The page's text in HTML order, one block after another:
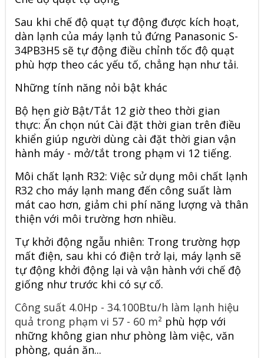
Sau khi chế độ quạt tự động được kích hoạt,
dàn lạnh của máy lạnh tủ đứng Panasonic S-
34PB3H5 sẽ tự động điều chỉnh tốc độ quạt
phù hợp theo các yếu tố, chẳng hạn như tải.
Những tính năng nỏi bật khác
Bộ hẹn giờ Bật/Tắt 12 giờ theo thời gian
thực: Ấn chọn nút Cài đặt thời gian trên điều
khiển giúp người dùng cài đặt thời gian vận
hành máy - mở/tắt trong phạm vi 12 tiếng.
Môi chất lạnh R32: Việc sử dụng môi chất lạnh
R32 cho máy lạnh mang đến công suất làm
mát cao hơn, giảm chi phí năng lượng và thân
thiện với môi trường hơn nhiều.
Tự khởi động ngẫu nhiên: Trong trường hợp
mất điện, sau khi có điện trở lại, máy lạnh sẽ
tự động khởi động lại và vận hành với chế độ
giống như trước khi có sự cố.
Công suất 4.0Hp - 34.100Btu/h làm lạnh hiệu
quả trong phạm vi 57 - 60 m² phù hợp với
những không gian như phòng làm việc, văn
phòng, quán ăn...